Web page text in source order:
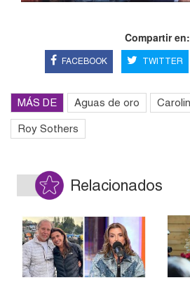
Compartir en:
FACEBOOK TWITTER
MÁS DE Aguas de oro
Roy Sothers
Relacionados